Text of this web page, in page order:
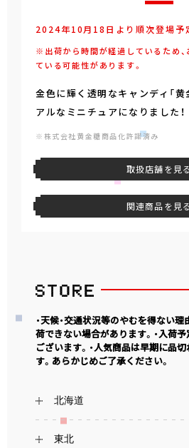
2024年10月18日より順次登場予
※出荷から時間が経過しているため
ている可能性があります。
金色に輝く透明なキャンディ「黄
アルなミニチュアになりました！
※株式会社黄金糖商品化許諾済み
取扱店舗を見る
関連商品を見る
・天候・交通状況等のやむを得ない
荷できない場合があります。・入荷
ございます。・人気商品は早期に品
す。あらかじめご了承ください。
北海道
東北